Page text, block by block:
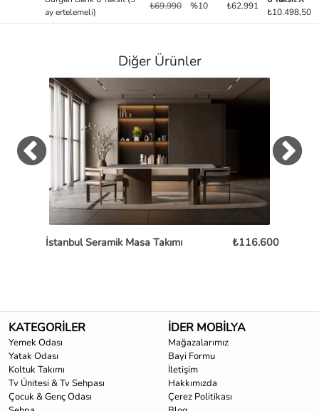
ay ertelemeli)
₺69.990 %10 ₺62.991
₺10.498,50
Diğer Ürünler
İstanbul Seramik Masa Takımı ₺116.600
KATEGORİLER
Yemek Odası
Yatak Odası
Koltuk Takımı
Tv Ünitesi & Tv Sehpası
Çocuk & Genç Odası
İDER MOBİLYA
Mağazalarımız
Bayi Formu
İletişim
Hakkımızda
Çerez Politikası